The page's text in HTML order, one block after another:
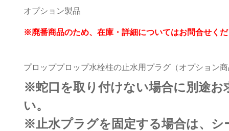
オプション製品
※廃番商品のため、在庫・詳細についてはお問合せく
プロッププロップ水栓柱の止水用プラグ（オプション
※蛇口を取り付けない場合に別途お
い。
※止水プラグを固定する場合は、シ